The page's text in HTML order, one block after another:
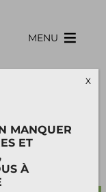
MENU
LA
MANQUER
ET
À
X